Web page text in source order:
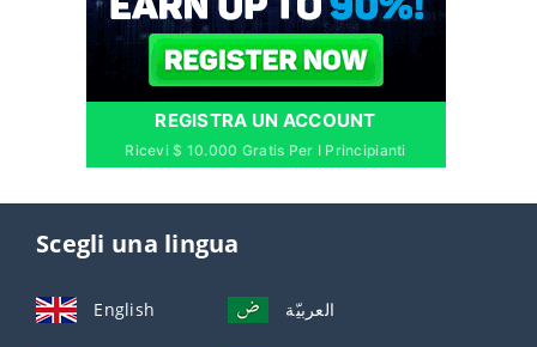
REGISTRA UN ACCOUNT
Ricevi $ 10.000 Gratis Per I Principianti
Scegli una lingua
English العربيّة